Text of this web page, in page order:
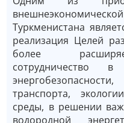
Туркменистана
реализация Целей
более
сотрудничество
транспорта,
среды, в решении
водородной